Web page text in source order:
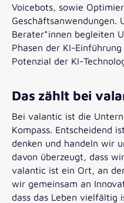
Voicebots, sowie
Geschäftsanwendungen.
Berater*innen begleiten
Phasen der KI-
Potenzial der KI-
Das zählt bei
Bei valantic ist die
Kompass. Entscheidend
denken und handeln wir
davon überzeugt, dass
valantic ist ein Ort, an
wir gemeinsam an
dass das Leben vielfältig